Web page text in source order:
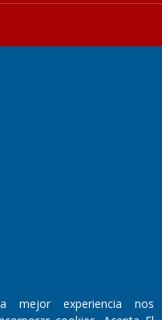
mejor experiencia nos